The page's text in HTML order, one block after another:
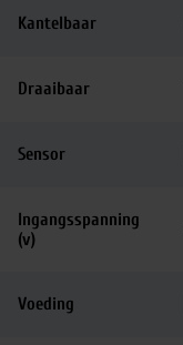
Kantelbaar
Draaibaar
Sensor
Ingangsspanning
(v)
Voeding